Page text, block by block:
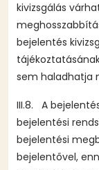
kivizsgálás
bejelentés
sem haladhatja
III.8. A
bejelentési
bejelentési
bejelentővel,